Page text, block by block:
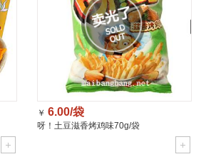
￥ 6.00/袋
呀！土豆滋香烤鸡味70g/袋